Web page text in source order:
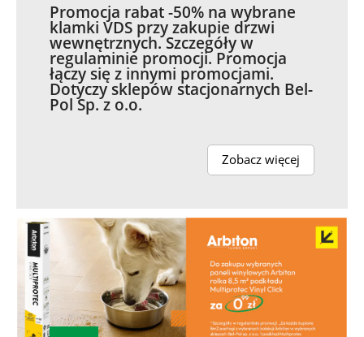
Promocja rabat -50% na wybrane
klamki VDS przy zakupie drzwi
wewnętrznych. Szczegóły w
regulaminie promocji. Promocja
łączy się z innymi promocjami.
Dotyczy sklepów stacjonarnych Bel-
Pol Sp. z o.o.
Zobacz więcej